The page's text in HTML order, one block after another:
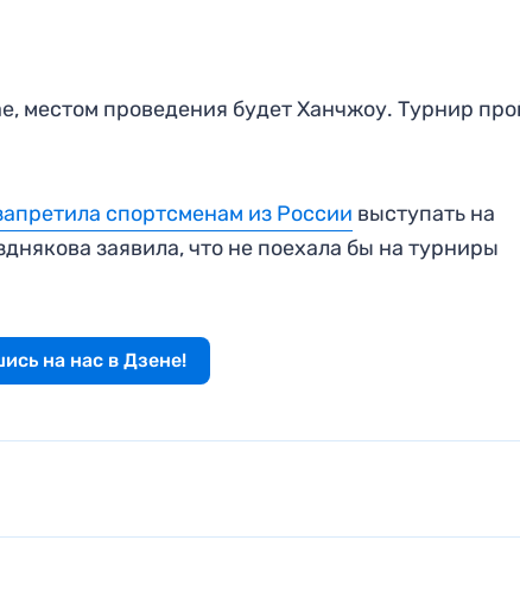
местом проведения будет Ханчжоу. Турнир
спортсменам из России выступать на
заявила, что не поехала бы на турниры
на нас в Дзене!